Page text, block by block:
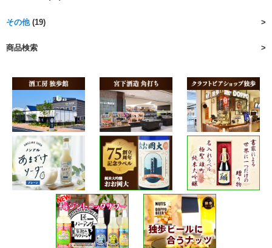
その他(19)
商品検索